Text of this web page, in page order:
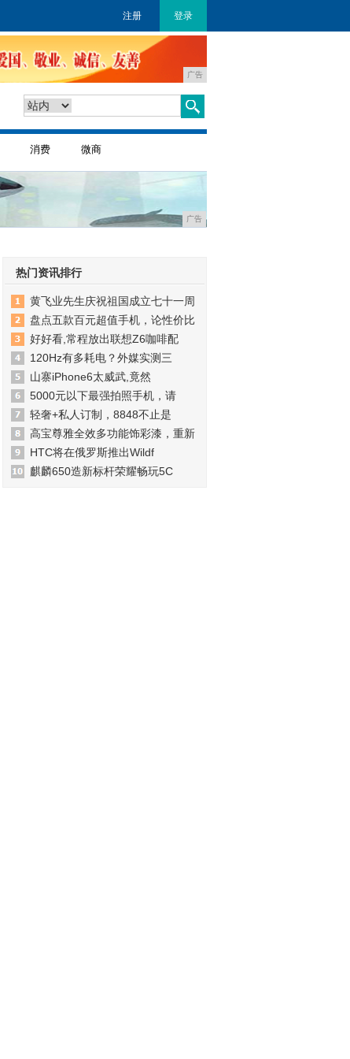
注册 登录
广告
消费 微商
广告
热门资讯排行
黄飞业先生庆祝祖国成立七十一周
盘点五款百元超值手机，论性价比
好好看,常程放出联想Z6咖啡配
120Hz有多耗电？外媒实测三
山寨iPhone6太威武,竟然
5000元以下最强拍照手机，请
轻奢+私人订制，8848不止是
高宝尊雅全效多功能饰彩漆，重新
HTC将在俄罗斯推出Wildf
麒麟650造新标杆荣耀畅玩5C